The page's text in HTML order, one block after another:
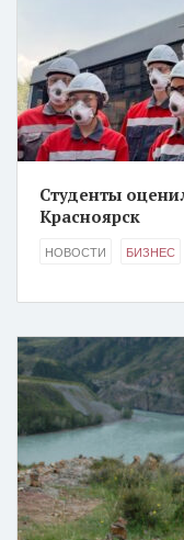
Студенты
Красноярск
НОВОСТИ БИЗНЕС